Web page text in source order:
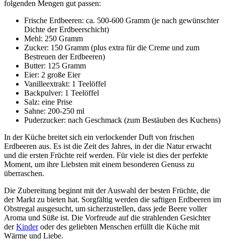
folgenden Mengen gut passen:
Frische Erdbeeren: ca. 500-600 Gramm (je nach gewünschter
Dichte der Erdbeerschicht)
Mehl: 250 Gramm
Zucker: 150 Gramm (plus extra für die Creme und zum
Bestreuen der Erdbeeren)
Butter: 125 Gramm
Eier: 2 große Eier
Vanilleextrakt: 1 Teelöffel
Backpulver: 1 Teelöffel
Salz: eine Prise
Sahne: 200-250 ml
Puderzucker: nach Geschmack (zum Bestäuben des Kuchens)
In der Küche breitet sich ein verlockender Duft von frischen
Erdbeeren aus. Es ist die Zeit des Jahres, in der die Natur erwacht
und die ersten Früchte reif werden. Für viele ist dies der perfekte
Moment, um ihre Liebsten mit einem besonderen Genuss zu
überraschen.
Die Zubereitung beginnt mit der Auswahl der besten Früchte, die
der Markt zu bieten hat. Sorgfältig werden die saftigen Erdbeeren im
Obstregal ausgesucht, um sicherzustellen, dass jede Beere voller
Aroma und Süße ist. Die Vorfreude auf die strahlenden Gesichter
derKinderoder des geliebten Menschen erfüllt die Küche mit
Wärme und Liebe.